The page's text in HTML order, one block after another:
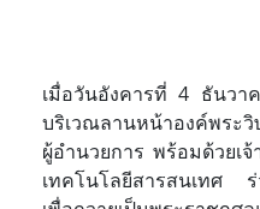
เมื่อวันอังคารที่ 4 ธันว
บริเวณลานหน้าองค์พ
ผู้อำนวยการ พร้อมด้วยเ
เทคโนโลยีสารสนเทศ